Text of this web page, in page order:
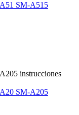
SM-A515
instrucciones
SM-A205